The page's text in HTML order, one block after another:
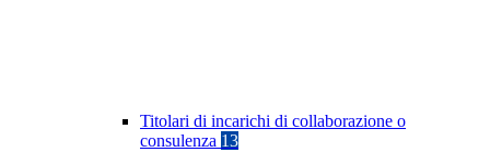
Titolari di incarichi di collaborazione o
consulenza 13